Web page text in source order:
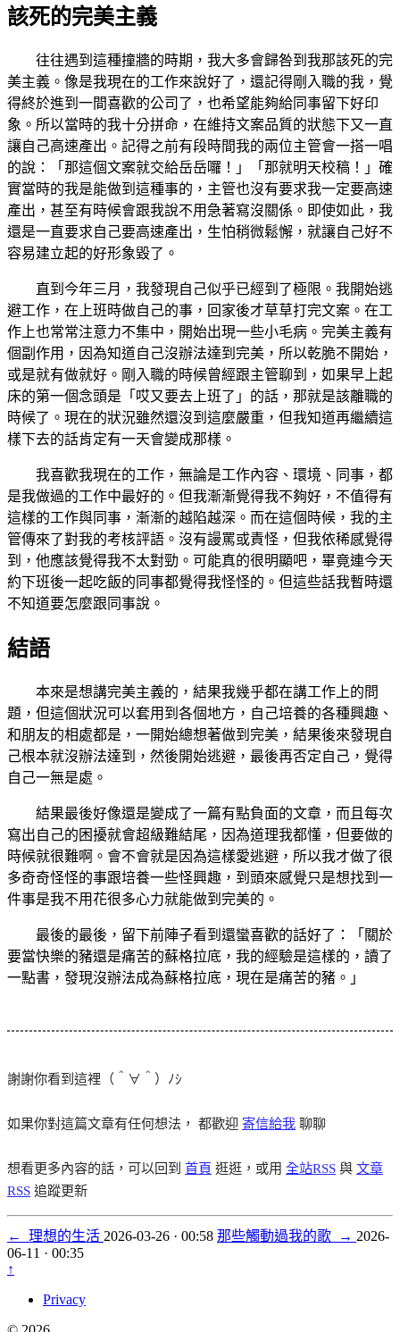
該死的完美主義
往往遇到這種撞牆的時期，我大多會歸咎到我那該死的完
美主義。像是我現在的工作來說好了，還記得剛入職的我，覺
得終於進到一間喜歡的公司了，也希望能夠給同事留下好印
象。所以當時的我十分拼命，在維持文案品質的狀態下又一直
讓自己高速產出。記得之前有段時間我的兩位主管會一搭一唱
的說：「那這個文案就交給岳岳囉！」「那就明天校稿！」確
實當時的我是能做到這種事的，主管也沒有要求我一定要高速
產出，甚至有時候會跟我說不用急著寫沒關係。即使如此，我
還是一直要求自己要高速產出，生怕稍微鬆懈，就讓自己好不
容易建立起的好形象毀了。
直到今年三月，我發現自己似乎已經到了極限。我開始逃
避工作，在上班時做自己的事，回家後才草草打完文案。在工
作上也常常注意力不集中，開始出現一些小毛病。完美主義有
個副作用，因為知道自己沒辦法達到完美，所以乾脆不開始，
或是就有做就好。剛入職的時候曾經跟主管聊到，如果早上起
床的第一個念頭是「哎又要去上班了」的話，那就是該離職的
時候了。現在的狀況雖然還沒到這麼嚴重，但我知道再繼續這
樣下去的話肯定有一天會變成那樣。
我喜歡我現在的工作，無論是工作內容、環境、同事，都
是我做過的工作中最好的。但我漸漸覺得我不夠好，不值得有
這樣的工作與同事，漸漸的越陷越深。而在這個時候，我的主
管傳來了對我的考核評語。沒有謾罵或責怪，但我依稀感覺得
到，他應該覺得我不太對勁。可能真的很明顯吧，畢竟連今天
約下班後一起吃飯的同事都覺得我怪怪的。但這些話我暫時還
不知道要怎麼跟同事說。
結語
本來是想講完美主義的，結果我幾乎都在講工作上的問
題，但這個狀況可以套用到各個地方，自己培養的各種興趣、
和朋友的相處都是，一開始總想著做到完美，結果後來發現自
己根本就沒辦法達到，然後開始逃避，最後再否定自己，覺得
自己一無是處。
結果最後好像還是變成了一篇有點負面的文章，而且每次
寫出自己的困擾就會超級難結尾，因為道理我都懂，但要做的
時候就很難啊。會不會就是因為這樣愛逃避，所以我才做了很
多奇奇怪怪的事跟培養一些怪興趣，到頭來感覺只是想找到一
件事是我不用花很多心力就能做到完美的。
最後的最後，留下前陣子看到還蠻喜歡的話好了：「關於
要當快樂的豬還是痛苦的蘇格拉底，我的經驗是這樣的，讀了
一點書，發現沒辦法成為蘇格拉底，現在是痛苦的豬。」
謝謝你看到這裡（＾∀＾）ﾉｼ
如果你對這篇文章有任何想法， 都歡迎 寄信給我 聊聊
想看更多內容的話，可以回到 首頁 逛逛，或用 全站RSS 與 文章
RSS 追蹤更新
← 理想的生活 2026-03-26 · 00:58 那些觸動過我的歌 → 2026-
06-11 · 00:35
↑
Privacy